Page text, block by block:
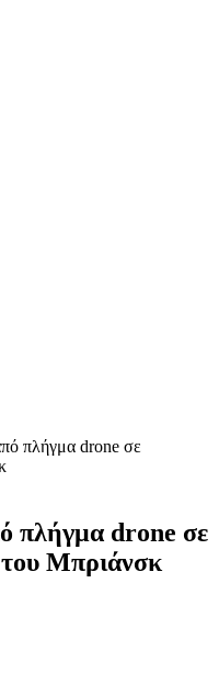
πλήγμα drone σε
πλήγμα drone σε
Μπριάνσκ